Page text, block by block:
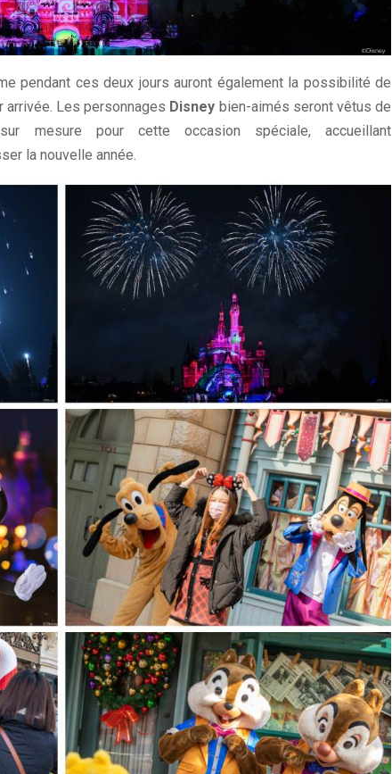
pendant ces deux jours auront également la possibilité de
Les personnages Disney bien-aimés seront vêtus de
mesure pour cette occasion spéciale, accueillant
la nouvelle année.